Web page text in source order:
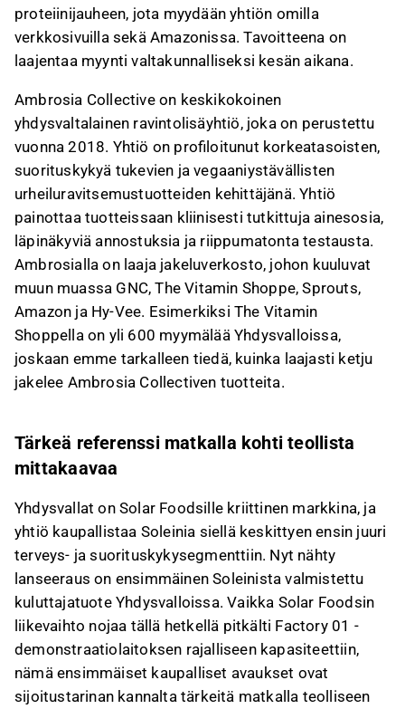
proteiinijauheen, jota myydään yhtiön omilla
verkkosivuilla sekä Amazonissa. Tavoitteena on
laajentaa myynti valtakunnalliseksi kesän aikana.
Ambrosia Collective on keskikokoinen
yhdysvaltalainen ravintolisäyhtiö, joka on perustettu
vuonna 2018. Yhtiö on profiloitunut korkeatasoisten,
suorituskykyä tukevien ja vegaaniystävällisten
urheiluravitsemustuotteiden kehittäjänä. Yhtiö
painottaa tuotteissaan kliinisesti tutkittuja ainesosia,
läpinäkyviä annostuksia ja riippumatonta testausta.
Ambrosialla on laaja jakeluverkosto, johon kuuluvat
muun muassa GNC, The Vitamin Shoppe, Sprouts,
Amazon ja Hy-Vee. Esimerkiksi The Vitamin
Shoppella on yli 600 myymälää Yhdysvalloissa,
joskaan emme tarkalleen tiedä, kuinka laajasti ketju
jakelee Ambrosia Collectiven tuotteita.
Tärkeä referenssi matkalla kohti teollista
mittakaavaa
Yhdysvallat on Solar Foodsille kriittinen markkina, ja
yhtiö kaupallistaa Soleinia siellä keskittyen ensin juuri
terveys- ja suorituskykysegmenttiin. Nyt nähty
lanseeraus on ensimmäinen Soleinista valmistettu
kuluttajatuote Yhdysvalloissa. Vaikka Solar Foodsin
liikevaihto nojaa tällä hetkellä pitkälti Factory 01 -
demonstraatiolaitoksen rajalliseen kapasiteettiin,
nämä ensimmäiset kaupalliset avaukset ovat
sijoitustarinan kannalta tärkeitä matkalla teolliseen